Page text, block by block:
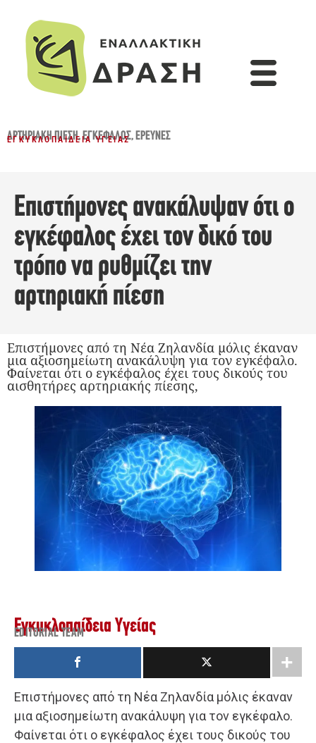
ΑΡΤΗΡΙΑΚΉ ΠΊΕΣΗ,ΕΓΚΈΦΑΛΟΣ,ΈΡΕΥΝΕΣ
ΕΓΚΥΚΛΟΠΑΊΔΕΙΑ ΥΓΕΊΑΣ
Επιστήμονες ανακάλυψαν ότι ο
εγκέφαλος έχει τον δικό του
τρόπο να ρυθμίζει την
αρτηριακή πίεση
Επιστήμονες από τη Νέα Ζηλανδία μόλις έκαναν
μια αξιοσημείωτη ανακάλυψη για τον εγκέφαλο.
Φαίνεται ότι ο εγκέφαλος έχει τους δικούς του
αισθητήρες αρτηριακής πίεσης,
Εγκυκλοπαίδεια Υγείας
EDITORIAL TEAM
Επιστήμονες από τη Νέα Ζηλανδία μόλις έκαναν
μια αξιοσημείωτη ανακάλυψη για τον εγκέφαλο.
Φαίνεται ότι ο εγκέφαλος έχει τους δικούς του